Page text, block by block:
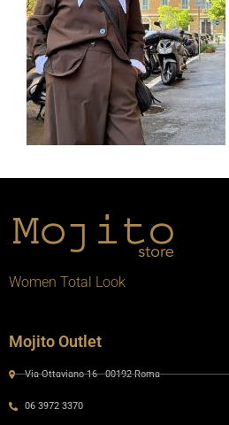
Women Total Look
Mojito Outlet
Via Ottaviano 16 - 00192 Roma
06 3972 3370